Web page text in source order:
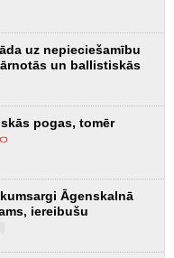
uz nepieciešamību
un ballistiskās
pogas, tomēr
Āgenskalnā
iereibušu